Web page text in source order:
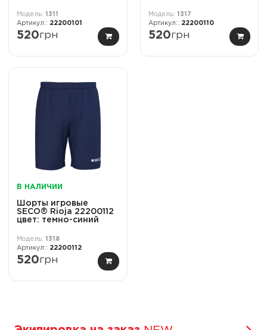
1311
22200101
520грн
1317
22200110
520грн
В НАЛИЧИИ
Шорты игровые
SECO® Rioja 22200112
цвет: темно-синий
1318
22200112
520грн